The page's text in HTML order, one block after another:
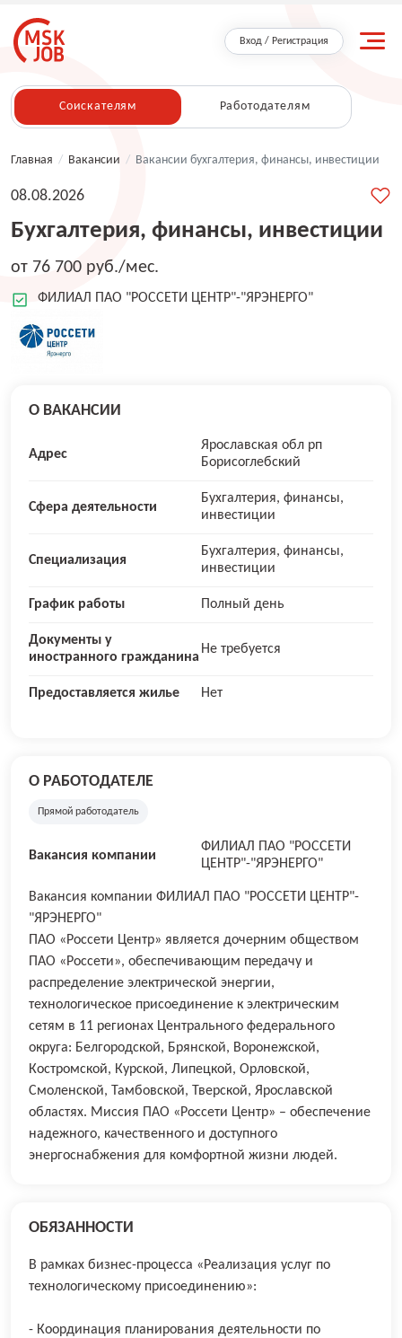
Вход / Регистрация
Соискателям Работодателям
Главная / Вакансии / Вакансии бухгалтерия, финансы, инвестиции
Бухгалтерия, финансы, инвестиции
08.08.2026
от 76 700 руб./мес.
ФИЛИАЛ ПАО "РОССЕТИ ЦЕНТР"-"ЯРЭНЕРГО"
О ВАКАНСИИ
Адрес
Ярославская обл рп
Борисоглебский
Сфера деятельности
Бухгалтерия, финансы,
инвестиции
Специализация
Бухгалтерия, финансы,
инвестиции
График работы Полный день
Документы у
иностранного гражданина
Не требуется
Предоставляется жилье Нет
О РАБОТОДАТЕЛЕ
Прямой работодатель
Вакансия компании
ФИЛИАЛ ПАО "РОССЕТИ
ЦЕНТР"-"ЯРЭНЕРГО"
Вакансия компании ФИЛИАЛ ПАО "РОССЕТИ ЦЕНТР"-
"ЯРЭНЕРГО"
ПАО «Россети Центр» является дочерним обществом
ПАО «Россети», обеспечивающим передачу и
распределение электрической энергии,
технологическое присоединение к электрическим
сетям в 11 регионах Центрального федерального
округа: Белгородской, Брянской, Воронежской,
Костромской, Курской, Липецкой, Орловской,
Смоленской, Тамбовской, Тверской, Ярославской
областях. Миссия ПАО «Россети Центр» – обеспечение
надежного, качественного и доступного
энергоснабжения для комфортной жизни людей.
ОБЯЗАННОСТИ
В рамках бизнес-процесса «Реализация услуг по
технологическому присоединению»:
- Координация планирования деятельности по